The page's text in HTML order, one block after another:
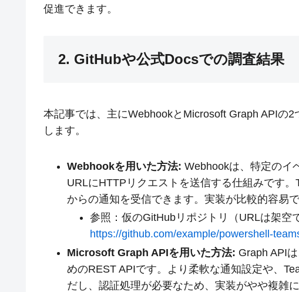
促進できます。
2. GitHubや公式Docsでの調査結果
本記事では、主にWebhookとMicrosoft Graph APIの
します。
Webhookを用いた方法: Webhookは、特定のイ
URLにHTTPリクエストを送信する仕組みです
からの通知を受信できます。実装が比較的容易
参照：仮のGitHubリポジトリ（URLは架空
https://github.com/example/powershell-
Microsoft Graph APIを用いた方法: Graph API
めのREST APIです。より柔軟な通知設定や、
だし、認証処理が必要なため、実装がやや複雑に